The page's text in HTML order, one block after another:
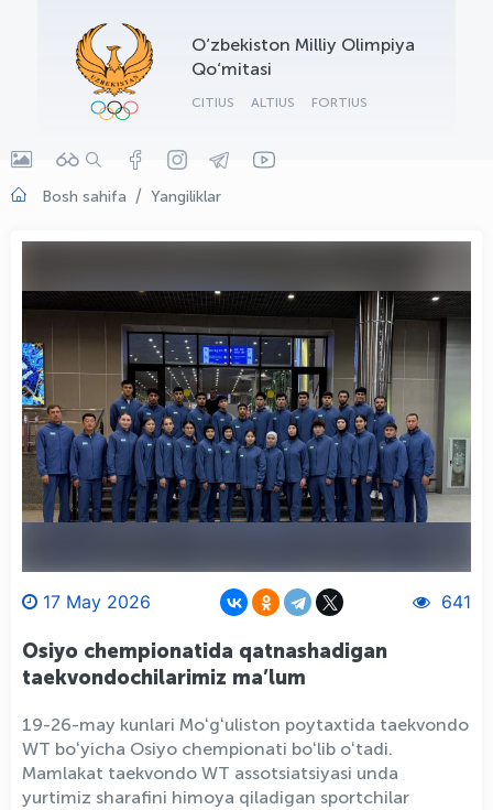
O‘zbekiston Milliy Olimpiya
Qo‘mitasi
CITIUS ALTIUS FORTIUS
Bosh sahifa Yangiliklar
17 May 2026 641
Osiyo chempionatida qatnashadigan
taekvondochilarimiz ma’lum
19-26-may kunlari Moʻgʻuliston poytaxtida taekvondo
WT boʻyicha Osiyo chempionati boʻlib oʻtadi.
Mamlakat taekvondo WT assotsiatsiyasi unda
yurtimiz sharafini himoya qiladigan sportchilar
OLYMPCHIK AI - yordamchi
Onlayn · olympic.uz